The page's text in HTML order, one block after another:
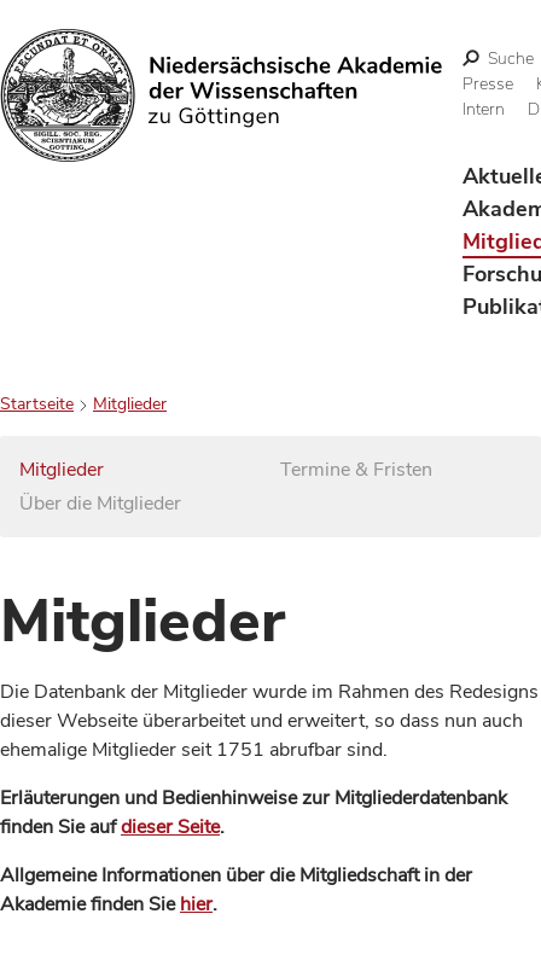
Suchen
Suche
Presse
Intern
Startseite Mitglieder
Mitglieder
Über die Mitglieder
Termine & Fristen
Mitglieder
Die Datenbank der Mitglieder wurde im Rahmen des Redesigns
dieser Webseite überarbeitet und erweitert, so dass nun auch
ehemalige Mitglieder seit 1751 abrufbar sind.
Erläuterungen und Bedienhinweise zur Mitgliederdatenbank
finden Sie aufdieser Seite.
Allgemeine Informationen über die Mitgliedschaft in der
Akademie finden Siehier.